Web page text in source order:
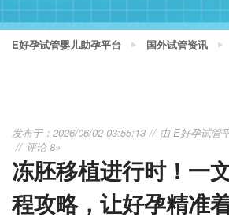
E好孕试管婴儿助孕平台 国外试管资讯
发布于：2026/06/02 03:55:13 由E好孕试管
评论 8»
冻胚移植进行时！一
程攻略，让好孕精准